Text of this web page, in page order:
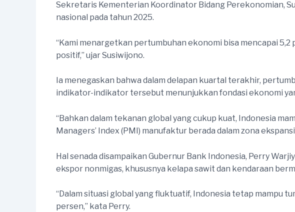
Sekretaris Kementerian Koordinator Bidang Perekonomian,
nasional pada tahun 2025.
“Kami menargetkan pertumbuhan ekonomi bisa mencapai
positif,” ujar Susiwijono.
Ia menegaskan bahwa dalam delapan kuartal terakhir,
indikator-indikator tersebut menunjukkan fondasi ekonomi
“Bahkan dalam tekanan global yang cukup kuat, Indonesia
Managers’ Index (PMI) manufaktur berada dalam zona
Hal senada disampaikan Gubernur Bank Indonesia, Perry
ekspor nonmigas, khususnya kelapa sawit dan kendaraan
“Dalam situasi global yang fluktuatif, Indonesia tetap mampu
persen,” kata Perry.